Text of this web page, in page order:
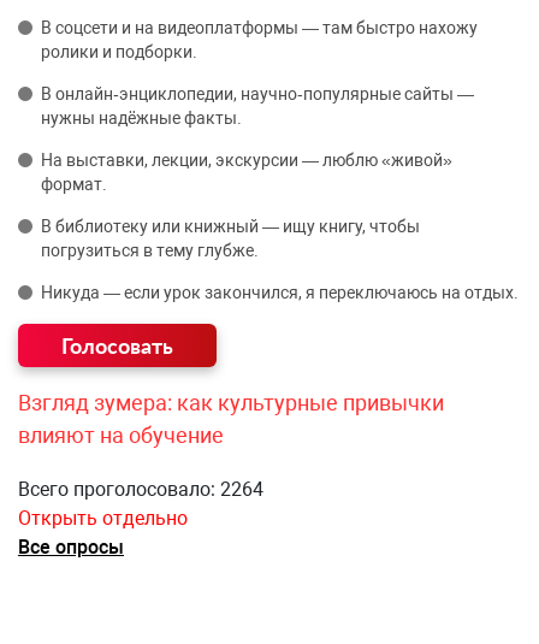
В соцсети и на видеоплатформы — там быстро нахожу
ролики и подборки.
В онлайн‑энциклопедии, научно‑популярные сайты —
нужны надёжные факты.
На выставки, лекции, экскурсии — люблю «живой»
формат.
В библиотеку или книжный — ищу книгу, чтобы
погрузиться в тему глубже.
Никуда — если урок закончился, я переключаюсь на отдых.
Взгляд зумера: как культурные привычки
влияют на обучение
Всего проголосовало: 2264
Открыть отдельно
Все опросы